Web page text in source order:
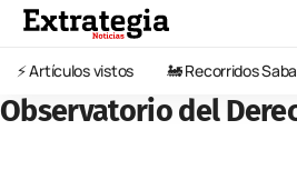
⚡️ Artículos vistos 🚂 Recorridos
Observatorio del